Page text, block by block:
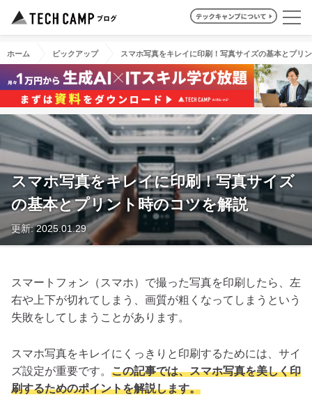
ホーム ピックアップ スマホ写真をキレイに印刷！写真サイズの基本とプリ
スマホ写真をキレイに印刷！写真サイズ
の基本とプリント時のコツを解説
更新: 2025.01.29
スマートフォン（スマホ）で撮った写真を印刷したら、左
右や上下が切れてしまう、画質が粗くなってしまうという
失敗をしてしまうことがあります。
スマホ写真をキレイにくっきりと印刷するためには、サイ
ズ設定が重要です。 この記事では、スマホ写真を美しく印
刷するためのポイントを解説します。